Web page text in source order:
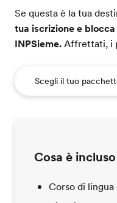
Se questa è la tua
tua iscrizione e
INPSieme.Affrettati, i
Scegli il tuo
Cosa è
Corso di